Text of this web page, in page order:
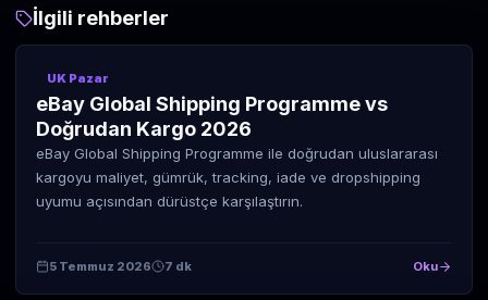
İlgili rehberler
UK Pazar
eBay Global Shipping Programme vs
Doğrudan Kargo 2026
eBay Global Shipping Programme ile doğrudan uluslararası
kargoyu maliyet, gümrük, tracking, iade ve dropshipping
uyumu açısından dürüstçe karşılaştırın.
5 Temmuz 2026 7 dk Oku